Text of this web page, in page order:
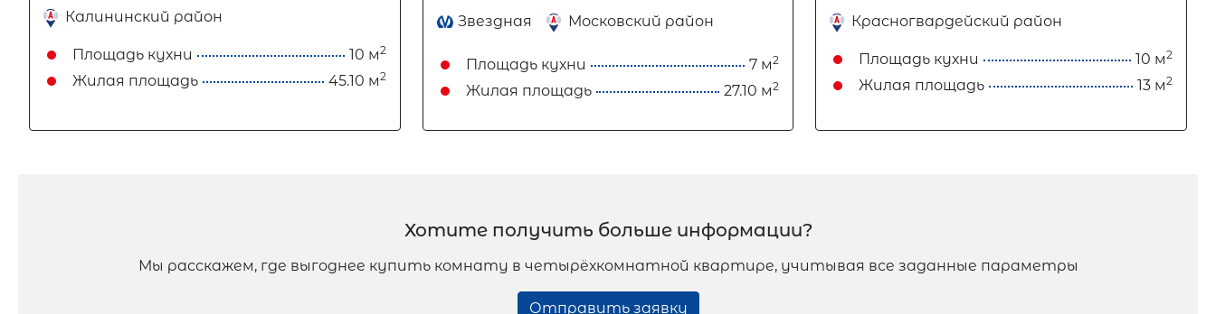
Калининский район
Площадь кухни 10 м2
Жилая площадь 45.10 м2
Звездная Московский район
Площадь кухни 7 м2
Жилая площадь 27.10 м2
Красногвардейский район
Площадь кухни 10 м2
Жилая площадь 13 м2
Хотите получить больше информации?
Мы расскажем, где выгоднее купить комнату в четырёхкомнатной квартире, учитывая все заданные параметры
Отправить заявку